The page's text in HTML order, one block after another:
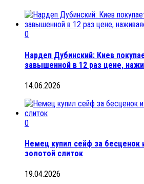
0
Нардеп Дубинский: Киев
завышенной в 12 раз цене,
14.06.2026
0
Немец купил сейф за бесценок
золотой слиток
19.04.2026